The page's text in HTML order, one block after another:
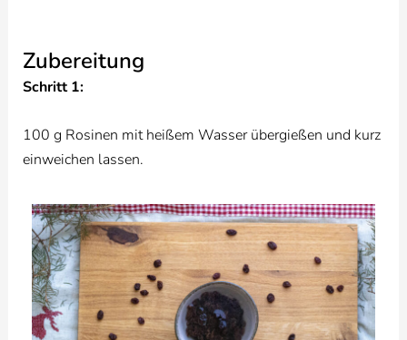
Zubereitung
Schritt 1:
100 g Rosinen mit heißem Wasser übergießen und kurz
einweichen lassen.